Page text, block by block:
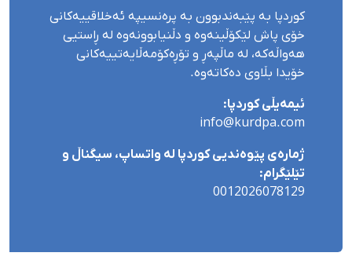
کوردپا بە پێبەندبوون بە پرەنسیپە ئەخلاقییەکانی
خۆی پاش لێکۆڵینەوە و دڵنیابوونەوە لە ڕاستیی
هەواڵەکە، لە ماڵپەڕ و تۆڕەکۆمەڵایەتییەکانی
خۆیدا بڵاوی دەکاتەوە.
ئیمەیڵی کوردپا:
info@kurdpa.com
ژمارەی پێوەندیی کوردپا لە واتساپ، سیگناڵ و
تێلێگرام:
0012026078129